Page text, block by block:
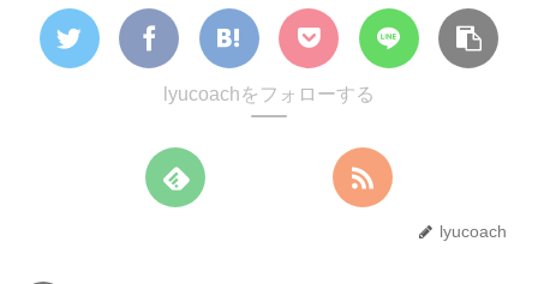
lyucoachをフォローする
lyucoach